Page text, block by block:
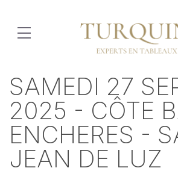
SAMEDI 27
2025 - CÔTE
ENCHERES -
JEAN DE LUZ